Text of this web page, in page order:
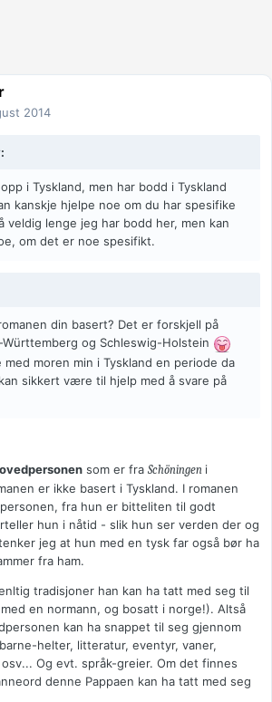
2014
i Tyskland, men har bodd i Tyskland
kanskje hjelpe noe om du har spesifike
veldig lenge jeg har bodd her, men kan
om det er noe spesifikt.
din basert? Det er forskjell på
og Schleswig-Holstein
moren min i Tyskland en periode da
sikkert være til hjelp med å svare på
som er fra Schöningen i
er ikke basert i Tyskland. I romanen
fra hun er bitteliten til godt
hun i nåtid - slik hun ser verden der og
jeg at hun med en tysk far også bør ha
fra ham.
tradisjoner han kan ha tatt med seg til
en normann, og bosatt i norge!). Altså
kan ha snappet til seg gjennom
helter, litteratur, eventyr, vaner,
Og evt. språk-greier. Om det finnes
denne Pappaen kan ha tatt med seg